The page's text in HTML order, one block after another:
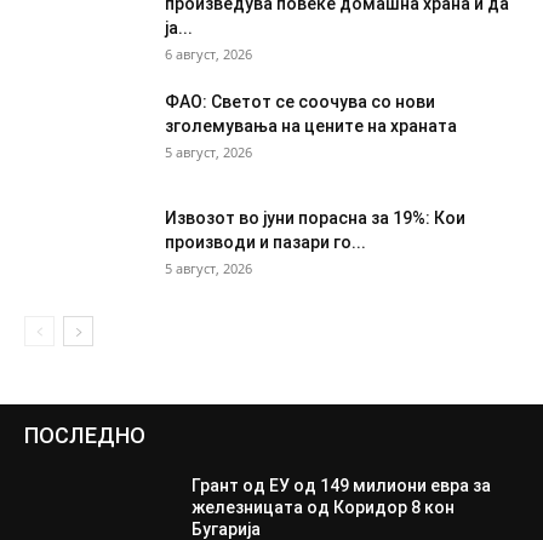
ја...
6 август, 2026
ФАО: Светот се соочува со нови
зголемувања на цените на храната
5 август, 2026
Извозот во јуни порасна за 19%: Кои
производи и пазари го...
5 август, 2026
ПОСЛЕДНО
Грант од ЕУ од 149 милиони евра за
железницата од Коридор 8 кон
Бугарија